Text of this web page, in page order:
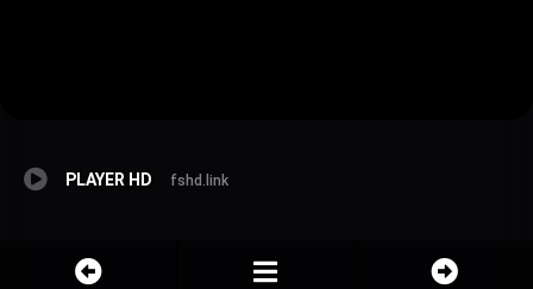
PLAYER HD fshd.link